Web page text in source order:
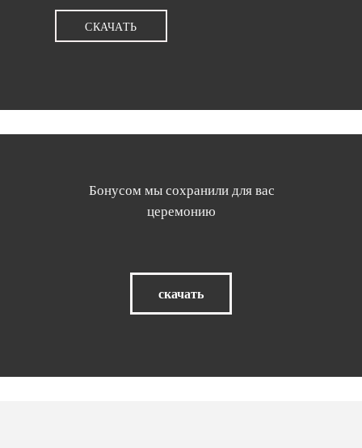
СКАЧАТЬ
Бонусом мы сохранили для вас
церемонию
скачать